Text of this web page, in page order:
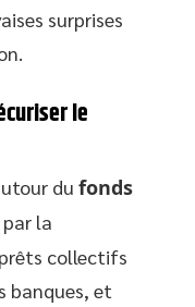
surprises
le
du fonds
la
collectifs
banques, et